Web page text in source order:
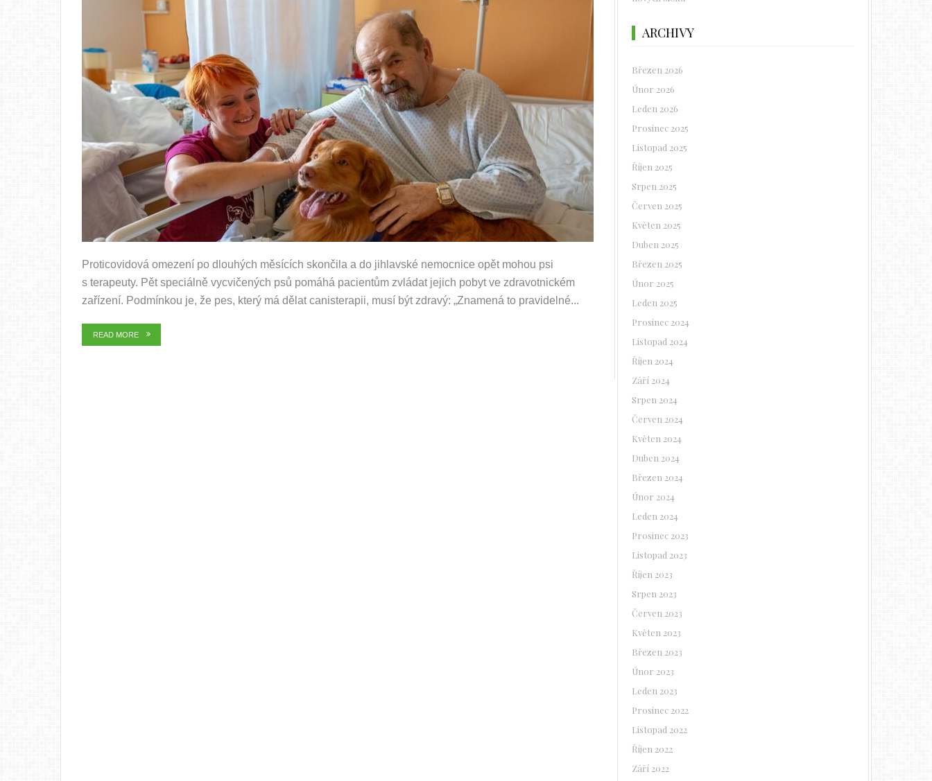
Proticovidová omezení po dlouhých měsících skončila a do jihlavské nemocnice opět mohou psi
s terapeuty. Pět speciálně vycvičených psů pomáhá pacientům zvládat jejich pobyt ve zdravotnickém
zařízení. Podmínkou je, že pes, který má dělat canisterapii, musí být zdravý: „Znamená to pravidelné...
READ MORE
ARCHIVY
Březen 2026
Únor 2026
Leden 2026
Prosinec 2025
Listopad 2025
Říjen 2025
Srpen 2025
Červen 2025
Květen 2025
Duben 2025
Březen 2025
Únor 2025
Leden 2025
Prosinec 2024
Listopad 2024
Říjen 2024
Září 2024
Srpen 2024
Červen 2024
Květen 2024
Duben 2024
Březen 2024
Únor 2024
Leden 2024
Prosinec 2023
Listopad 2023
Říjen 2023
Srpen 2023
Červen 2023
Květen 2023
Březen 2023
Únor 2023
Leden 2023
Prosinec 2022
Listopad 2022
Říjen 2022
Září 2022